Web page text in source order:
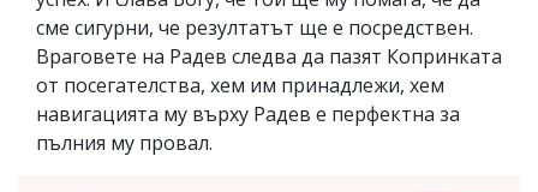
сме сигурни, че резултатът ще е посредствен.
Враговете на Радев следва да пазят Копринката
от посегателства, хем им принадлежи, хем
навигацията му върху Радев е перфектна за
пълния му провал.